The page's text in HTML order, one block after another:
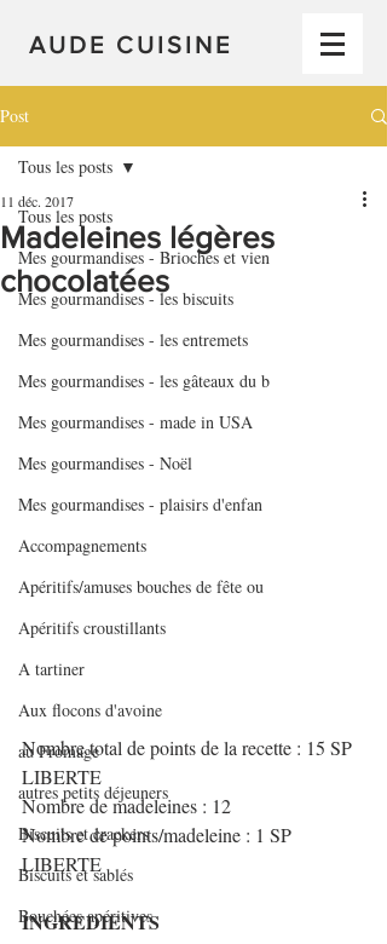
AUDE CUISINE
Post
Tous les posts
Mes gourmandises - Brioches et vien
Mes gourmandises - les biscuits
Mes gourmandises - les entremets
Mes gourmandises - les gâteaux du b
Mes gourmandises - made in USA
Mes gourmandises - Noël
Mes gourmandises - plaisirs d'enfan
Accompagnements
Apéritifs/amuses bouches de fête ou
Apéritifs croustillants
A tartiner
Aux flocons d'avoine
au Fromage
autres petits déjeuners
Biscuits et crackers
Biscuits et sablés
Bouchées apéritives
Tous les posts
Madeleines légères
chocolatées
11 déc. 2017
Nombre total de points de la recette : 15 SP
LIBERTE
Nombre de madeleines : 12
Nombre de points/madeleine : 1 SP
LIBERTE
INGREDIENTS